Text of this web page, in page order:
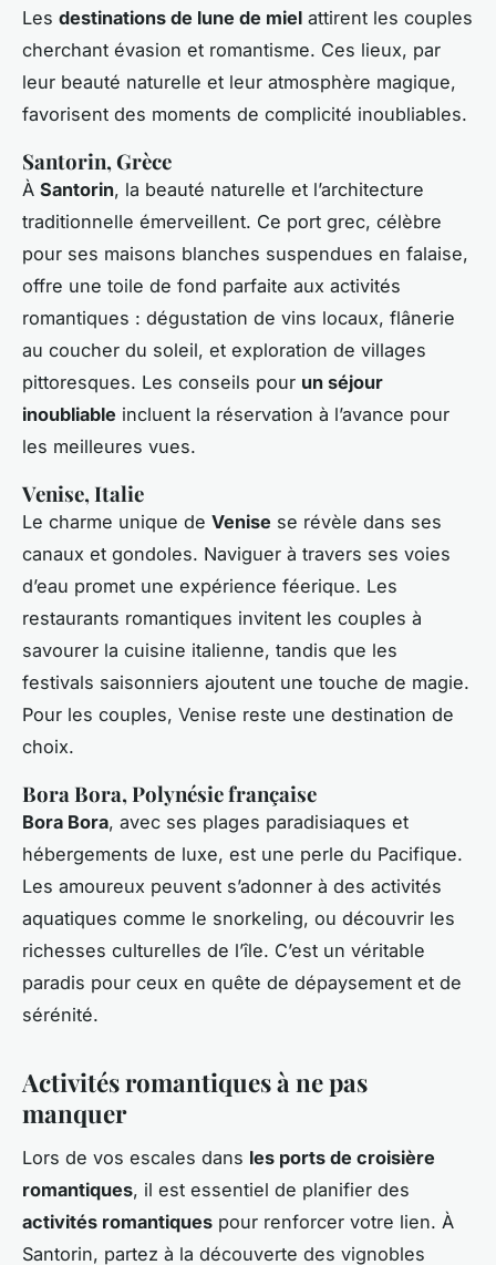
Les destinations de lune de miel attirent les couples
cherchant évasion et romantisme. Ces lieux, par
leur beauté naturelle et leur atmosphère magique,
favorisent des moments de complicité inoubliables.
Santorin, Grèce
À Santorin, la beauté naturelle et l’architecture
traditionnelle émerveillent. Ce port grec, célèbre
pour ses maisons blanches suspendues en falaise,
offre une toile de fond parfaite aux activités
romantiques : dégustation de vins locaux, flânerie
au coucher du soleil, et exploration de villages
pittoresques. Les conseils pour un séjour
inoubliable incluent la réservation à l’avance pour
les meilleures vues.
Venise, Italie
Le charme unique de Venise se révèle dans ses
canaux et gondoles. Naviguer à travers ses voies
d’eau promet une expérience féerique. Les
restaurants romantiques invitent les couples à
savourer la cuisine italienne, tandis que les
festivals saisonniers ajoutent une touche de magie.
Pour les couples, Venise reste une destination de
choix.
Bora Bora, Polynésie française
Bora Bora, avec ses plages paradisiaques et
hébergements de luxe, est une perle du Pacifique.
Les amoureux peuvent s’adonner à des activités
aquatiques comme le snorkeling, ou découvrir les
richesses culturelles de l’île. C’est un véritable
paradis pour ceux en quête de dépaysement et de
sérénité.
Activités romantiques à ne pas
manquer
Lors de vos escales dans les ports de croisière
romantiques, il est essentiel de planifier des
activités romantiques pour renforcer votre lien. À
Santorin, partez à la découverte des vignobles